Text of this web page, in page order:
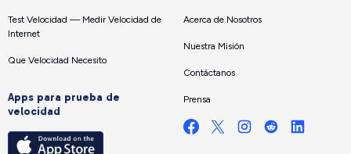
Test Velocidad — Medir Velocidad de
Internet
Que Velocidad Necesito
Apps para prueba de
velocidad
Acerca de Nosotros
Nuestra Misión
Contáctanos
Prensa